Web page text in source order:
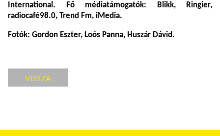
International. Fő médiatámogatók: Blikk, Ringier,
radiocafé98.0, Trend Fm, iMedia.
Fotók: Gordon Eszter, Loós Panna, Huszár Dávid.
VISSZA